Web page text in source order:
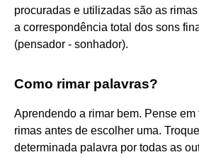
procuradas e utilizadas são as
a correspondência total dos sons
(pensador - sonhador).
Como rimar palavras?
Aprendendo a rimar bem. Pense
rimas antes de escolher uma.
determinada palavra por todas as